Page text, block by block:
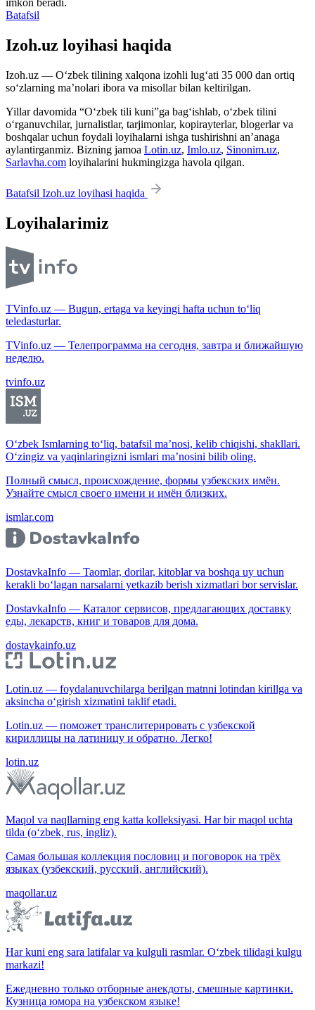
Batafsil
Izoh.uz loyihasi haqida
Izoh.uz — O‘zbek tilining xalqona izohli lug‘ati 35 000 dan ortiq
so‘zlarning ma’nolari ibora va misollar bilan keltirilgan.
Yillar davomida “O‘zbek tili kuni”ga bag‘ishlab, o‘zbek tilini
o‘rganuvchilar, jurnalistlar, tarjimonlar, kopirayterlar, blogerlar va
boshqalar uchun foydali loyihalarni ishga tushirishni an’anaga
aylantirganmiz. Bizning jamoa Lotin.uz, Imlo.uz, Sinonim.uz,
Sarlavha.com loyihalarini hukmingizga havola qilgan.
Batafsil Izoh.uz loyihasi haqida
Loyihalarimiz
TVinfo.uz — Bugun, ertaga va keyingi hafta uchun to‘liq
teledasturlar.
TVinfo.uz — Телепрограмма на сегодня, завтра и ближайшую
неделю.
tvinfo.uz
O‘zbek Ismlarning to‘liq, batafsil ma’nosi, kelib chiqishi, shakllari.
O‘zingiz va yaqinlaringizni ismlari ma’nosini bilib oling.
Полный смысл, происхождение, формы узбекских имён.
Узнайте смысл своего имени и имён близких.
ismlar.com
DostavkaInfo — Taomlar, dorilar, kitoblar va boshqa uy uchun
kerakli bo‘lagan narsalarni yetkazib berish xizmatlari bor servislar.
DostavkaInfo — Каталог сервисов, предлагающих доставку
еды, лекарств, книг и товаров для дома.
dostavkainfo.uz
Lotin.uz — foydalanuvchilarga berilgan matnni lotindan kirillga va
aksincha o‘girish xizmatini taklif etadi.
Lotin.uz — поможет транслитерировать с узбекской
кириллицы на латиницу и обратно. Легко!
lotin.uz
Maqol va naqllarning eng katta kolleksiyasi. Har bir maqol uchta
tilda (o‘zbek, rus, ingliz).
Самая большая коллекция пословиц и поговорок на трёх
языках (узбекский, русский, английский).
maqollar.uz
Har kuni eng sara latifalar va kulguli rasmlar. O‘zbek tilidagi kulgu
markazi!
Ежедневно только отборные анекдоты, смешные картинки.
Кузница юмора на узбекском языке!